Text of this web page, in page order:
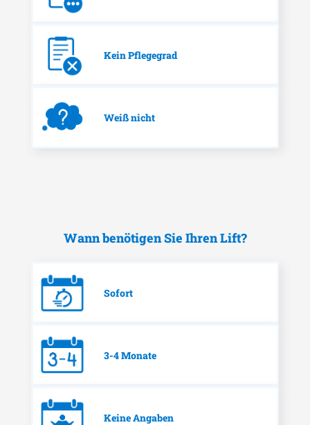
Kein Pflegegrad
Weiß nicht
Wann benötigen Sie Ihren Lift?
Sofort
3-4 Monate
Keine Angaben